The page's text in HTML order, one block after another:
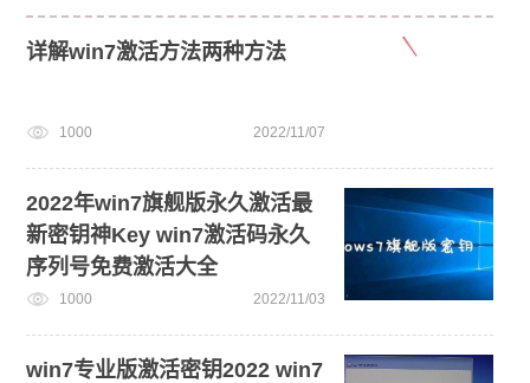
详解win7激活方法两种方法
1000 2022/11/07
2022年win7旗舰版永久激活最
新密钥神Key win7激活码永久
序列号免费激活大全
1000 2022/11/03
win7专业版激活密钥2022 win7